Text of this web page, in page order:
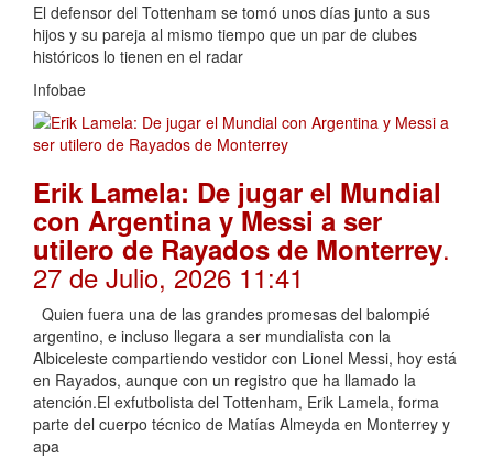
El defensor del Tottenham se tomó unos días junto a sus
hijos y su pareja al mismo tiempo que un par de clubes
históricos lo tienen en el radar
Infobae
Erik Lamela: De jugar el Mundial
con Argentina y Messi a ser
utilero de Rayados de Monterrey.
27 de Julio, 2026 11:41
Quien fuera una de las grandes promesas del balompié
argentino, e incluso llegara a ser mundialista con la
Albiceleste compartiendo vestidor con Lionel Messi, hoy está
en Rayados, aunque con un registro que ha llamado la
atención.El exfutbolista del Tottenham, Erik Lamela, forma
parte del cuerpo técnico de Matías Almeyda en Monterrey y
apa